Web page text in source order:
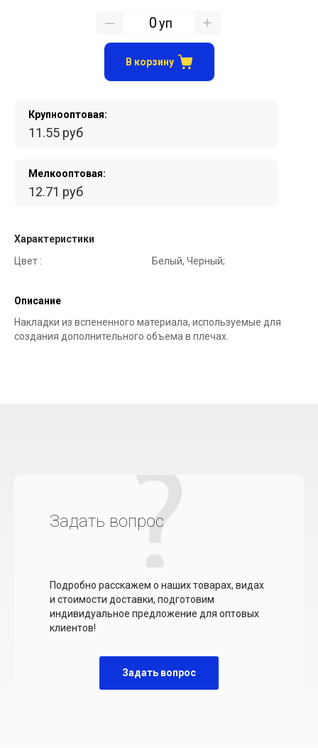
Крупнооптовая:
11.55 руб
Мелкооптовая:
12.71 руб
Характеристики
Цвет :
Белый, Черный;
Описание
Накладки из вспененного материала, используемые для
создания дополнительного объема в плечах.
уп
В корзину
Задать вопрос
Подробно расскажем о наших товарах, видах
и стоимости доставки, подготовим
индивидуальное предложение для оптовых
клиентов!
Задать вопрос